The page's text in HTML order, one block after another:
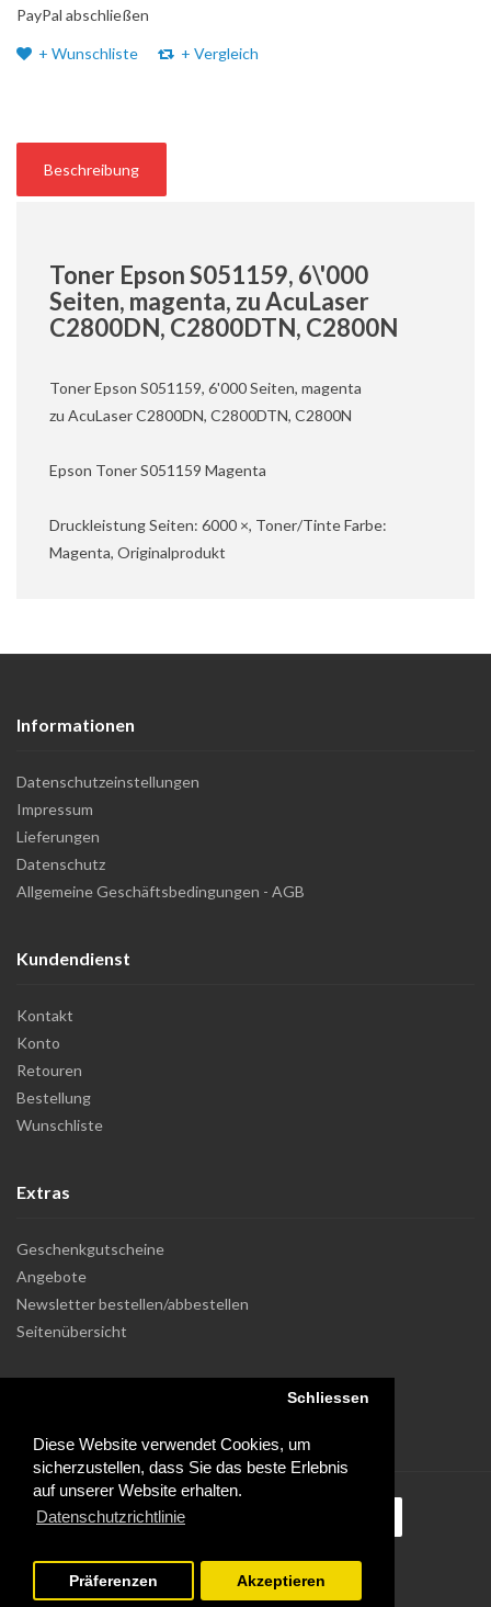
Diese Website verwendet Cookies, um
sicherzustellen, dass Sie das beste Erlebnis
auf unserer Website erhalten.
Datenschutzrichtlinie
Schliessen
Präferenzen Akzeptieren
PayPal abschließen
+ Wunschliste + Vergleich
Beschreibung
Toner Epson S051159, 6\'000
Seiten, magenta, zu AcuLaser
C2800DN, C2800DTN, C2800N
Toner Epson S051159, 6'000 Seiten, magenta
zu AcuLaser C2800DN, C2800DTN, C2800N
Epson Toner S051159 Magenta
Druckleistung Seiten: 6000 ×, Toner/Tinte Farbe:
Magenta, Originalprodukt
Informationen
Datenschutzeinstellungen
Impressum
Lieferungen
Datenschutz
Allgemeine Geschäftsbedingungen - AGB
Kundendienst
Kontakt
Konto
Retouren
Bestellung
Wunschliste
Extras
Geschenkgutscheine
Angebote
Newsletter bestellen/abbestellen
Seitenübersicht
Powered by Dupuis Informatique